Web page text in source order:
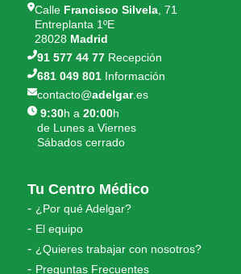
Calle Francisco Silvela, 71
Entreplanta 1ºE
28028 Madrid
91 577 44 77 Recepción
681 049 801 Información
contacto@adelgar.es
9:30h a20:00h
de Lunes a Viernes
Sábados cerrado
Tu Centro Médico
¿Por qué Adelgar?
El equipo
¿Quieres trabajar con nosotros?
Preguntas Frecuentes